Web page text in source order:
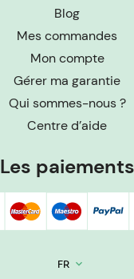
Blog
Mes commandes
Mon compte
Gérer ma garantie
Qui sommes-nous ?
Centre d’aide
Les paiements
FR keyboard_arrow_down